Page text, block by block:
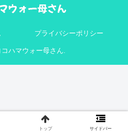
プライバシーポリシー
ハマウォー母さん.
トップ サイドバー